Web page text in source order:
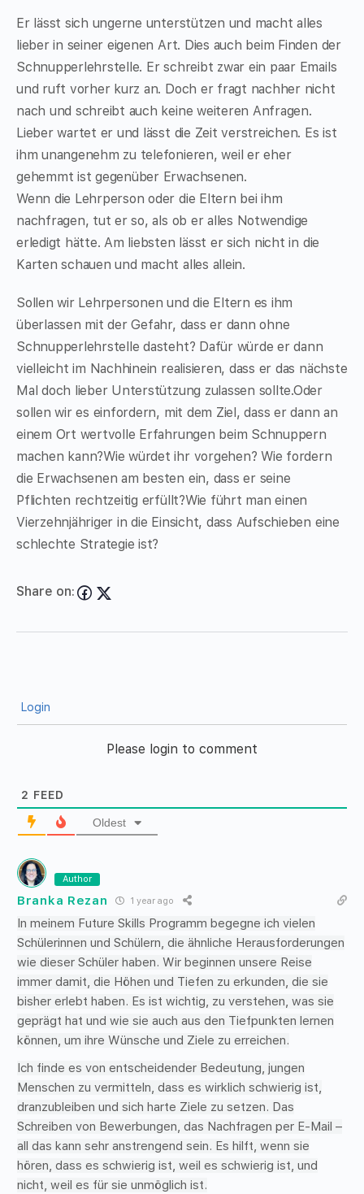
Er lässt sich ungerne unterstützen und macht alles
lieber in seiner eigenen Art. Dies auch beim Finden der
Schnupperlehrstelle. Er schreibt zwar ein paar Emails
und ruft vorher kurz an. Doch er fragt nachher nicht
nach und schreibt auch keine weiteren Anfragen.
Lieber wartet er und lässt die Zeit verstreichen. Es ist
ihm unangenehm zu telefonieren, weil er eher
gehemmt ist gegenüber Erwachsenen.
Wenn die Lehrperson oder die Eltern bei ihm
nachfragen, tut er so, als ob er alles Notwendige
erledigt hätte. Am liebsten lässt er sich nicht in die
Karten schauen und macht alles allein.
Sollen wir Lehrpersonen und die Eltern es ihm
überlassen mit der Gefahr, dass er dann ohne
Schnupperlehrstelle dasteht? Dafür würde er dann
vielleicht im Nachhinein realisieren, dass er das nächste
Mal doch lieber Unterstützung zulassen sollte.Oder
sollen wir es einfordern, mit dem Ziel, dass er dann an
einem Ort wertvolle Erfahrungen beim Schnuppern
machen kann?Wie würdet ihr vorgehen? Wie fordern
die Erwachsenen am besten ein, dass er seine
Pflichten rechtzeitig erfüllt?Wie führt man einen
Vierzehnjähriger in die Einsicht, dass Aufschieben eine
schlechte Strategie ist?
Share on:
Login
Please login to comment
2 FEED
Oldest
Author
Branka Rezan 1 year ago
In meinem Future Skills Programm begegne ich vielen
Schülerinnen und Schülern, die ähnliche Herausforderungen
wie dieser Schüler haben. Wir beginnen unsere Reise
immer damit, die Höhen und Tiefen zu erkunden, die sie
bisher erlebt haben. Es ist wichtig, zu verstehen, was sie
geprägt hat und wie sie auch aus den Tiefpunkten lernen
können, um ihre Wünsche und Ziele zu erreichen.
Ich finde es von entscheidender Bedeutung, jungen
Menschen zu vermitteln, dass es wirklich schwierig ist,
dranzubleiben und sich harte Ziele zu setzen. Das
Schreiben von Bewerbungen, das Nachfragen per E-Mail –
all das kann sehr anstrengend sein. Es hilft, wenn sie
hören, dass es schwierig ist, weil es schwierig ist, und
nicht, weil es für sie unmöglich ist.